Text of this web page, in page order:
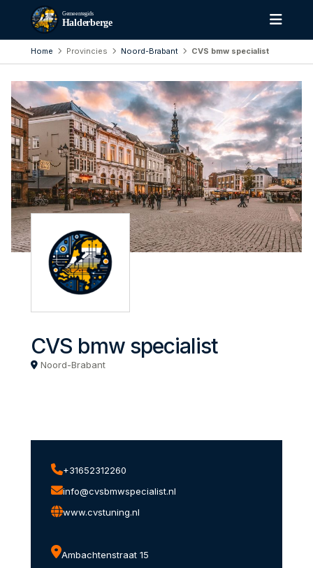
Gemeentegids
Halderberge
Home Provincies Noord-Brabant CVS bmw specialist
CVS bmw specialist
Noord-Brabant
+31652312260
info@cvsbmwspecialist.nl
www.cvstuning.nl
Ambachtenstraat 15